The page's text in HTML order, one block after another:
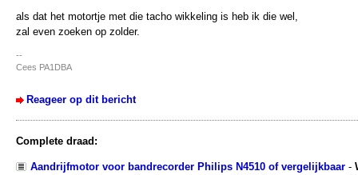
als dat het motortje met die tacho wikkeling is heb ik die wel,
zal even zoeken op zolder.
--
Cees PA1DBA
Reageer op dit bericht
Complete draad:
Aandrijfmotor voor bandrecorder Philips N4510 of vergelijkbaar -